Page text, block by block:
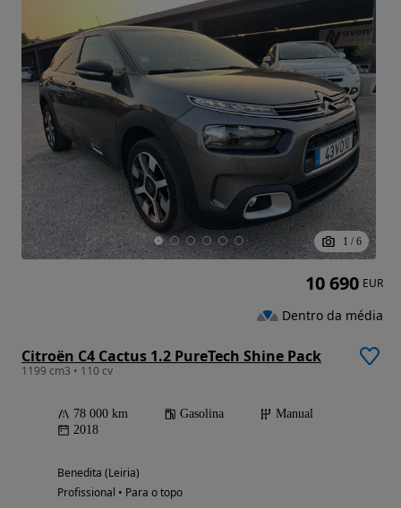
1 / 6
Citroën C4 Cactus 1.2 PureTech Shine Pack
1199 cm3 • 110 cv
78 000 km Gasolina
Manual
2018
Benedita (Leiria)
Profissional • Para o topo
10 690 EUR
Dentro da média